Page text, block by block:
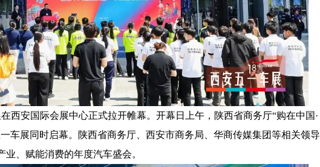
西安国际会展中心正式拉开帷幕。开幕日上午，陕西省商务厅“购在中国·
车展同时启幕。陕西省商务厅、西安市商务局、华商传媒集团等相关领导
、赋能消费的年度汽车盛会。